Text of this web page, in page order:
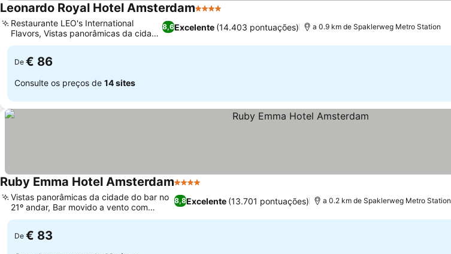
Leonardo Royal Hotel Amsterdam4 Estrelas
8,6Excelente (14.403 pontuações)
Restaurante LEO's International
Flavors, Vistas panorâmicas da cidade
e do canal
a 0.9 km de Spaklerweg Metro Station
De € 86
Consulte os preços de 14 sites
Ruby Emma Hotel Amsterdam4 Estrelas
8,8Excelente (13.701 pontuações)
Vistas panorâmicas da cidade do bar no
21º andar, Bar movido a vento com
música ao vivo
a 0.2 km de Spaklerweg Metro Station
De € 83